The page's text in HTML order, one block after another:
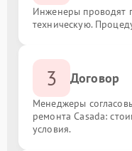
Инженеры проводят
техническую.
3 Договор
Менеджеры
ремонта Casada:
условия.